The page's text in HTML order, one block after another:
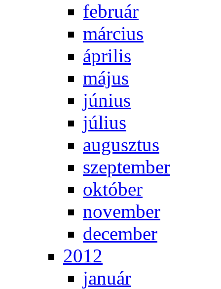
feb­ru­ár
már­ci­us
áp­ri­lis
má­jus
jú­ni­us
jú­li­us
au­gusz­tus
szep­tem­ber
ok­tó­ber
no­vem­ber
de­cem­ber
2012
ja­nu­ár